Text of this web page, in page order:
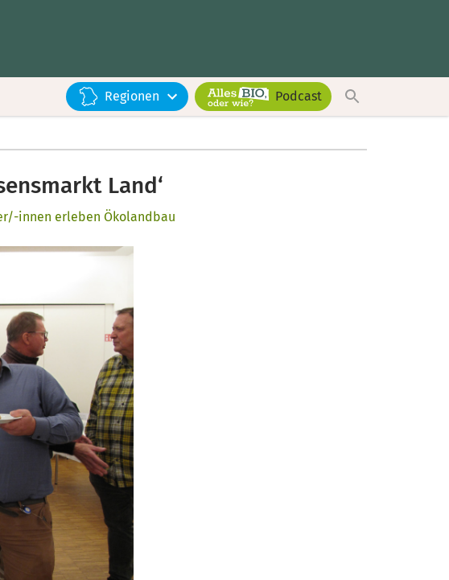
Regionen Podcast
Land‘
innen erleben Ökolandbau